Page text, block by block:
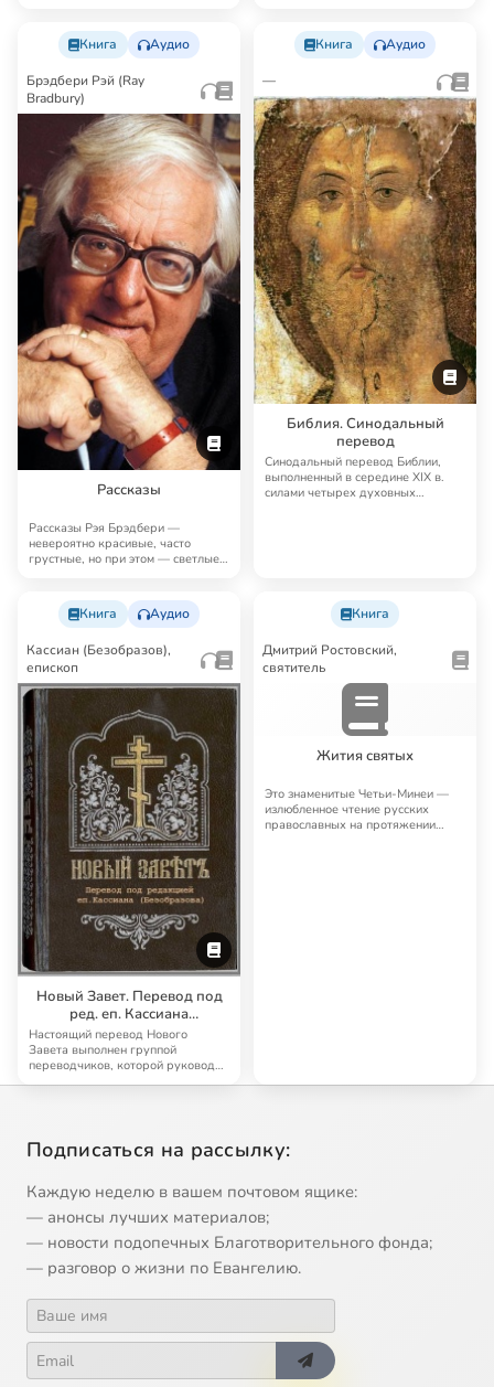
Книга Аудио
Брэдбери Рэй (Ray
Bradbury)
Рассказы
Рассказы Рэя Брэдбери —
невероятно красивые, часто
грустные, но при этом — светлые,
Книга Аудио
—
Библия. Синодальный
перевод
Синодальный перевод Библии,
выполненный в середине XIX в.
силами четырех духовных
Книга Аудио
Кассиан (Безобразов),
епископ
Новый Завет. Перевод под
ред. еп. Кассиана
(Безобразова)
Настоящий перевод Нового
Завета выполнен группой
переводчиков, которой руководил
известный русский б…
Книга
Дмитрий Ростовский,
святитель
Жития святых
Это знаменитые Четьи-Минеи —
излюбленное чтение русских
православных на протяжении
Подписаться на рассылку:
Каждую неделю в вашем почтовом ящике:
— анонсы лучших материалов;
— новости подопечных Благотворительного фонда;
— разговор о жизни по Евангелию.